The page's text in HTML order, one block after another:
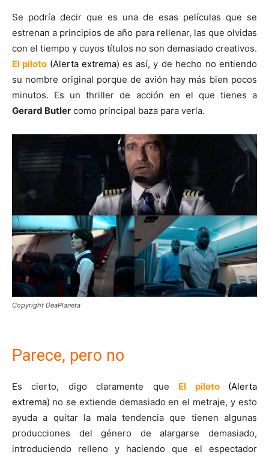
Se podría decir que es una de esas películas que se
estrenan a principios de año para rellenar, las que olvidas
con el tiempo y cuyos títulos no son demasiado creativos.
El piloto (Alerta extrema) es así, y de hecho no entiendo
su nombre original porque de avión hay más bien pocos
minutos. Es un thriller de acción en el que tienes a
Gerard Butler como principal baza para verla.
Copyright DeaPlaneta
Parece, pero no
Es cierto, digo claramente que El piloto (Alerta
extrema) no se extiende demasiado en el metraje, y esto
ayuda a quitar la mala tendencia que tienen algunas
producciones del género de alargarse demasiado,
introduciendo relleno y haciendo que el espectador